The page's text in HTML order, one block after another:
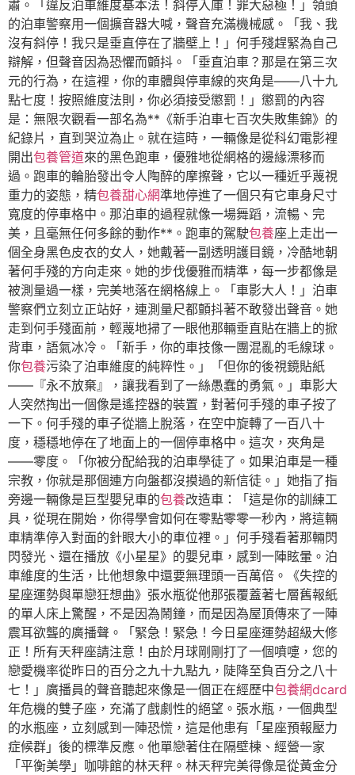
肅。「違反泊車維度基本法！斜停入庫！罪大惡極！」領頭
的泊車警察用一個擴音器大喊，聲音充滿機械感。「我、我
沒有斜停！我只是垂直停在了牆壁上！」何手殘趕緊為自己
辯解，但聲音因為恐懼而顫抖。「垂直泊車？那是在第三次
元的行為，在這裡，你的車體與停車線的夾角是——八十九
點七度！按照維度法則，你必須接受懲罰！」懲罰的內容
是：無限次觀看一部名為**《新手泊車七百次失敗集錦》的
紀錄片，直到哭泣為止。就在這時，一輛像是從科幻電影裡
開出包養管道來的黑色跑車，優雅地從網格的邊緣漂移而
過。跑車的輪胎發出令人陶醉的摩擦聲，它以一種近乎蔑視
重力的姿態，精包養甜心網準地停進了一個只有它車身尺寸
寬度的停車格中。那泊車的過程就像一場舞蹈，流暢、完
美，且毫無任何多餘的動作**。跑車的駕駛包養座上走出一
個全身黑色皮衣的女人，她戴著一副透明護目鏡，冷酷地朝
著何手殘的方向走來。她的步伐優雅而精準，每一步都像是
被測量過一樣，完美地落在網格線上。「車影大人！」泊車
警察們立刻立正站好，連測量尺都顫抖著不敢發出聲音。她
走到何手殘面前，輕蔑地掃了一眼他那輛垂直貼在牆上的掀
背車，語氣冰冷。「新手，你的車技像一團混亂的毛線球。
你包養污染了泊車維度的純粹性。」「但你的後視鏡貼紙
——『永不放棄』，讓我看到了一絲愚蠢的勇氣。」車影大
人突然掏出一個像是遙控器的裝置，對著何手殘的車子按了
一下。何手殘的車子從牆上脫落，在空中旋轉了一百八十
度，穩穩地停在了地面上的一個停車格中。這次，夾角是
——零度。「你被分配給我的泊車學徒了。如果泊車是一種
宗教，你就是那個連方向盤都沒摸過的新信徒。」她指了指
旁邊一輛像是巨型嬰兒車的包養改造車：「這是你的訓練工
具，從現在開始，你得學會如何在零點零零一秒內，將這輛
車精準停入對面的針眼大小的車位裡。」何手殘看著那輛閃
閃發光、還在播放《小星星》的嬰兒車，感到一陣眩暈。泊
車維度的生活，比他想象中還要無理頭一百萬倍。《失控的
星座運勢與單戀狂想曲》張水瓶從他那張覆蓋著七層舊報紙
的單人床上驚醒，不是因為鬧鐘，而是因為屋頂傳來了一陣
震耳欲聾的廣播聲。「緊急！緊急！今日星座運勢超級大修
正！所有天秤座請注意！由於月球剛剛打了一個噴嚏，您的
戀愛機率從昨日的百分之九十九點九，陡降至負百分之八十
七！」廣播員的聲音聽起來像是一個正在經歷中包養網dcard
年危機的雙子座，充滿了戲劇性的絕望。張水瓶，一個典型
的水瓶座，立刻感到一陣恐慌，這是他患有「星座預報壓力
症候群」後的標準反應。他單戀著住在隔壁棟、經營一家
「平衡美學」咖啡館的林天秤。林天秤完美得像是從黃金分